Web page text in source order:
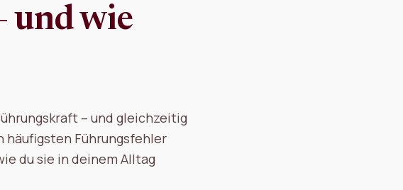
und wie
– und gleichzeitig
Führungsfehler
du sie in deinem Alltag